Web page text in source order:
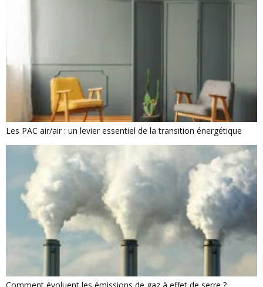
Les PAC air/air : un levier essentiel de la transition énergétique